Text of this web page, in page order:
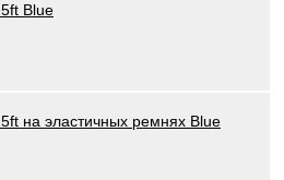
Blue
на эластичных ремнях Blue